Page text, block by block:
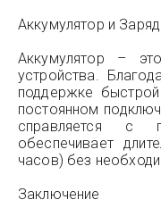
Аккумулятор и
Аккумулятор –
устройства.
поддержке
постоянном
справляется с
обеспечивает
часов) без
Заключение